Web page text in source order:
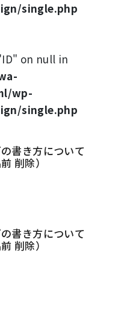
single.php
on null in
wp-
single.php
書き方について
削除）
書き方について
削除）